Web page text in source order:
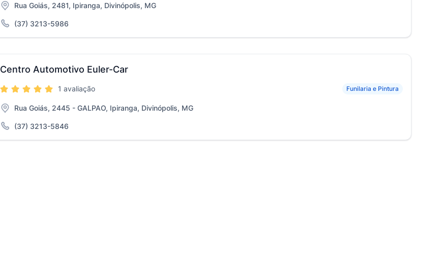
Rua Goiás, 2481, Ipiranga, Divinópolis, MG
(37) 3213-5986
Centro Automotivo Euler-Car
Funilaria e Pintura
1 avaliação
Rua Goiás, 2445 - GALPAO, Ipiranga, Divinópolis, MG
(37) 3213-5846